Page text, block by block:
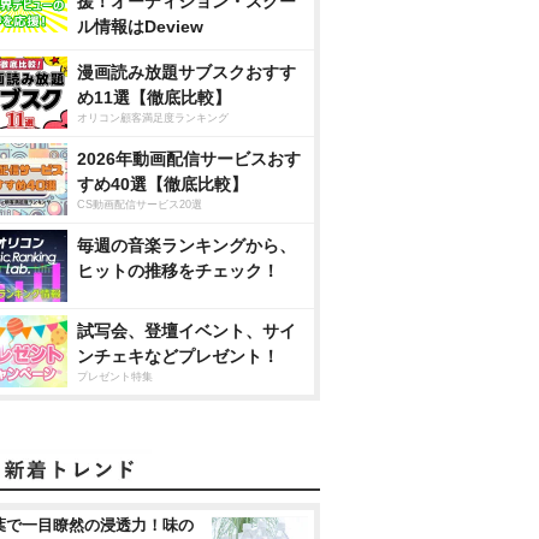
ル情報はDeview
漫画読み放題サブスクおすす
め11選【徹底比較】
オリコン顧客満足度ランキング
2026年動画配信サービスおす
すめ40選【徹底比較】
CS動画配信サービス20選
毎週の音楽ランキングから、
ヒットの推移をチェック！
試写会、登壇イベント、サイ
ンチェキなどプレゼント！
プレゼント特集
で一目瞭然の浸透力！味の